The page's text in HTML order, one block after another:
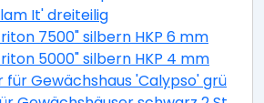
It' dreiteilig
7500" silbern HKP 6 mm
5000" silbern HKP 4 mm
Gewächshaus 'Calypso' grün